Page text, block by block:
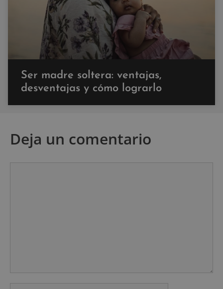
Ser madre soltera: ventajas,
desventajas y cómo lograrlo
Deja un comentario